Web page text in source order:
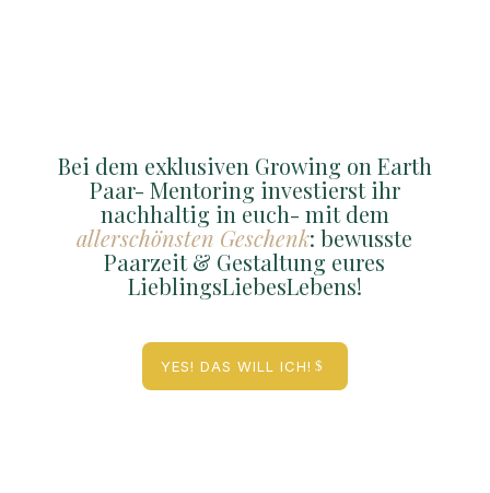
Bei dem exklusiven Growing on Earth
Paar- Mentoring investierst ihr
nachhaltig in euch- mit dem
allerschönsten Geschenk: bewusste
Paarzeit & Gestaltung eures
LieblingsLiebesLebens!
YES! DAS WILL ICH!